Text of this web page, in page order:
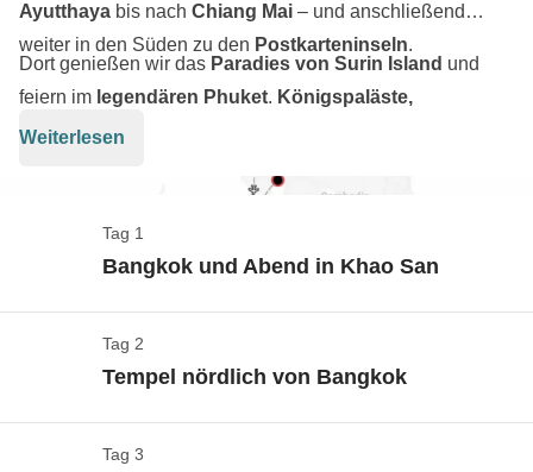
Ayutthaya bis nach Chiang Mai – und anschließend
weiter in den Süden zu den Postkarteninseln.
Dort genießen wir das Paradies von Surin Island und
feiern im legendären Phuket. Königspaläste,
Naturschutzgebiete, Traumstrände und
Reise. Und wir? Wir sind die Protagonisten
12 Tage in Thailand
Weiterlesen
Tag 1
Bangkok und Abend in Khao San
Check-in & Willkommen in Bangkok
Karte anzeigen
Tag 2
Tempel nördlich von Bangkok
AyutthayaTag 3